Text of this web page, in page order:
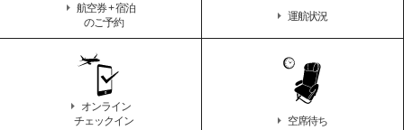
航空券 + 宿泊
のご予約
運航状況
オンライン
チェックイン
空席待ち